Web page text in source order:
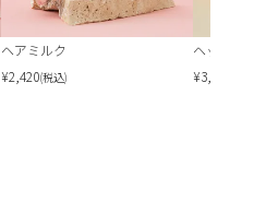
ヘアミルク
¥2,420(税込)
ヘッドス
¥3,630